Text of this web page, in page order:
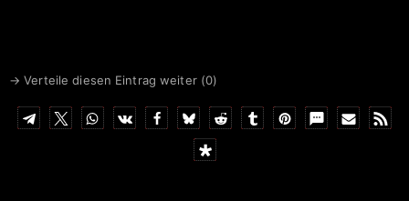
→ Verteile diesen Eintrag weiter (0)